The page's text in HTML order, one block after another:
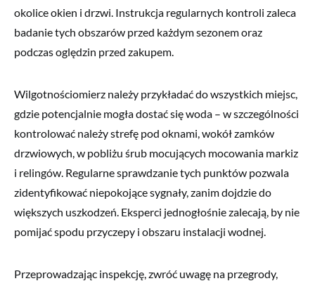
okolice okien i drzwi. Instrukcja regularnych kontroli zaleca
badanie tych obszarów przed każdym sezonem oraz
podczas oględzin przed zakupem.
Wilgotnościomierz należy przykładać do wszystkich miejsc,
gdzie potencjalnie mogła dostać się woda – w szczególności
kontrolować należy strefę pod oknami, wokół zamków
drzwiowych, w pobliżu śrub mocujących mocowania markiz
i relingów. Regularne sprawdzanie tych punktów pozwala
zidentyfikować niepokojące sygnały, zanim dojdzie do
większych uszkodzeń. Eksperci jednogłośnie zalecają, by nie
pomijać spodu przyczepy i obszaru instalacji wodnej.
Przeprowadzając inspekcję, zwróć uwagę na przegrody,